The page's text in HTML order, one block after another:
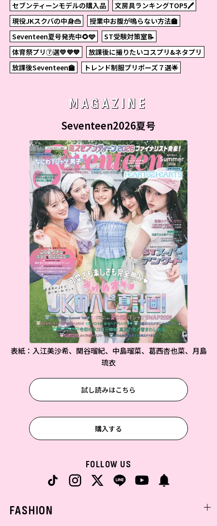
セブンティーンモデルの購入品
文房具ランキングTOP5🖊
現役JKスクバの中身👜
授業中お腹が鳴らない方法🏫
Seventeen夏号発売中🌻🩵
ST受験対策室📝
体育祭プリ⑦選💛💜💙
放課後に撮りたいコスプリ&ネタプリ
放課後Seventeen🏫
トレンド制服プリポーズ７選🌟
MAGAZINE
Seventeen2026夏号
表紙：入江美沙希、関谷瑠紀、中島瑠菜、葛西杏也菜、月島
琉衣
試し読みはこちら
購入する
FOLLOW US
FASHION